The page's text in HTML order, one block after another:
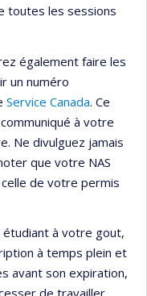
toutes les sessions
également faire les
un numéro
Service Canada. Ce
à votre
Ne divulguez jamais
que votre NAS
de votre permis
étudiant à votre gout,
à temps plein et
avant son expiration,